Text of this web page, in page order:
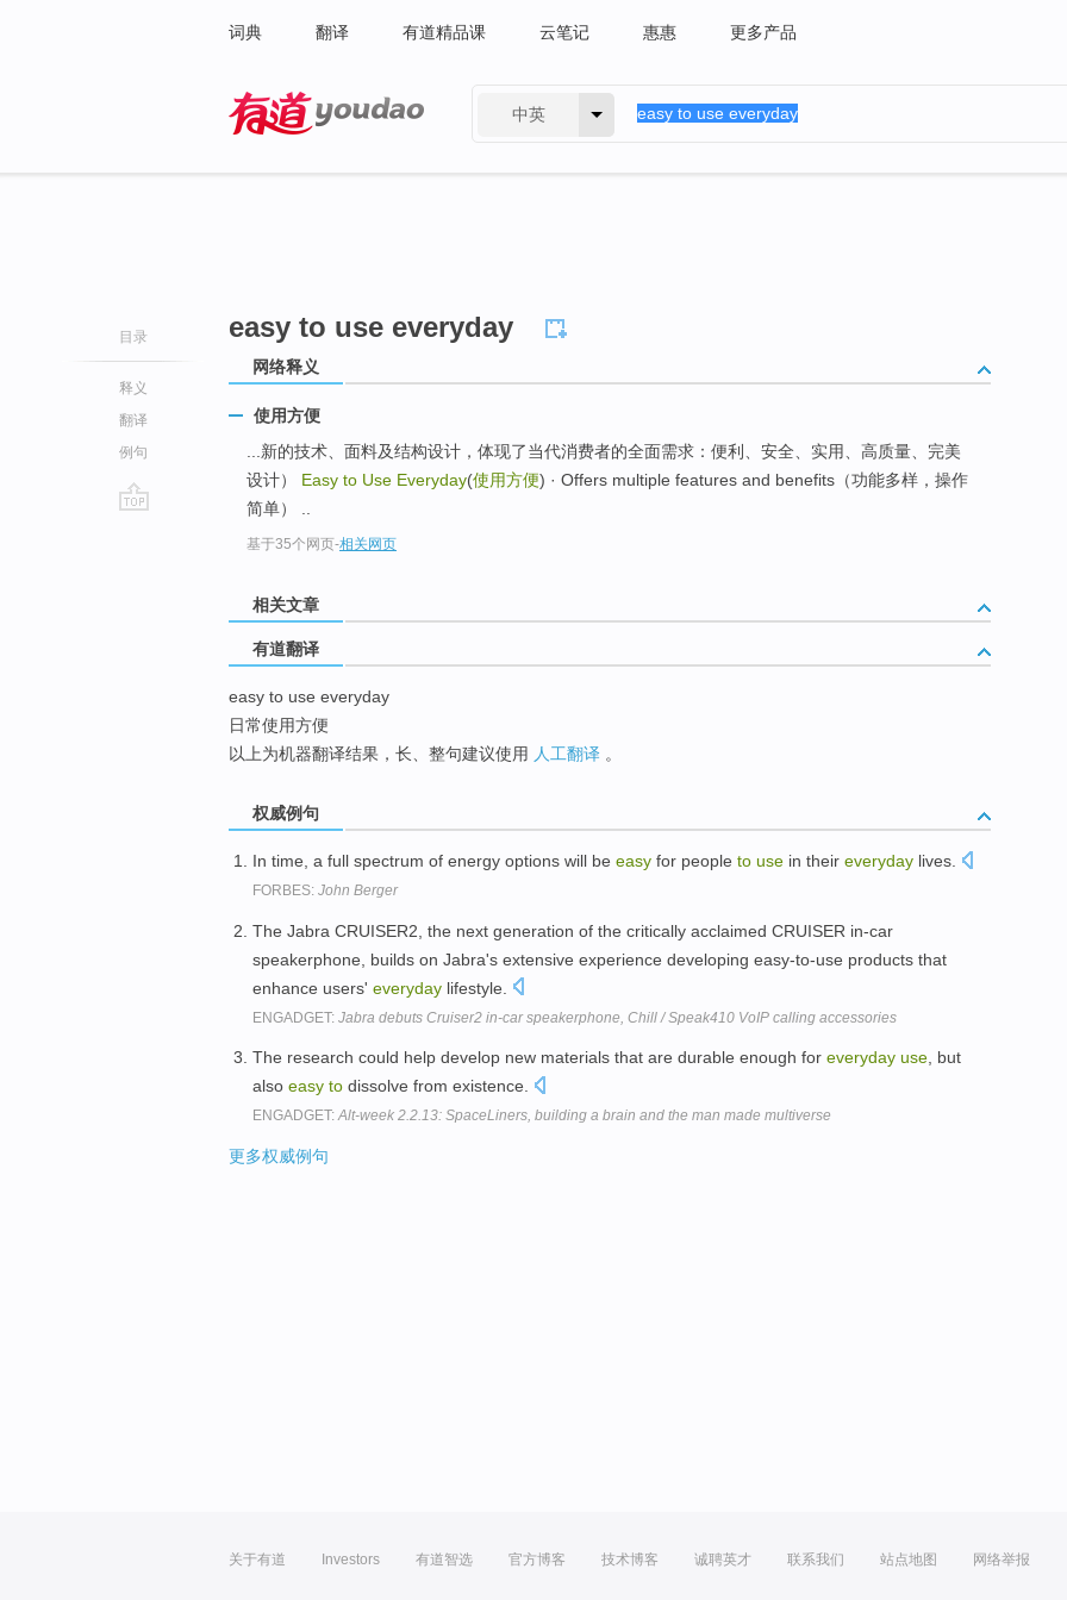
词典 翻译 有道精品课 云笔记 惠惠 更多产品
中英
目录
释义
翻译
例句
easy to use everyday
网络释义
使用方便
...新的技术、面料及结构设计，体现了当代消费者的全面需求：便利、安全、实用、高质量、完美
设计） Easy to Use Everyday(使用方便) · Offers multiple features and benefits（功能多样，操作
简单） ..
基于35个网页-相关网页
相关文章
有道翻译
easy to use everyday
日常使用方便
以上为机器翻译结果，长、整句建议使用 人工翻译 。
权威例句
In time, a full spectrum of energy options will be easy for people to use in their everyday lives.
FORBES: John Berger
The Jabra CRUISER2, the next generation of the critically acclaimed CRUISER in-car
speakerphone, builds on Jabra's extensive experience developing easy-to-use products that
enhance users' everyday lifestyle.
ENGADGET: Jabra debuts Cruiser2 in-car speakerphone, Chill / Speak410 VoIP calling accessories
The research could help develop new materials that are durable enough for everyday use, but
also easy to dissolve from existence.
ENGADGET:Alt-week 2.2.13: SpaceLiners, building a brain and the man made multiverse
更多权威例句
关于有道 Investors 有道智选 官方博客 技术博客 诚聘英才 联系我们 站点地图 网络举报